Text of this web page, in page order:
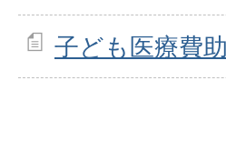
子ども医療費